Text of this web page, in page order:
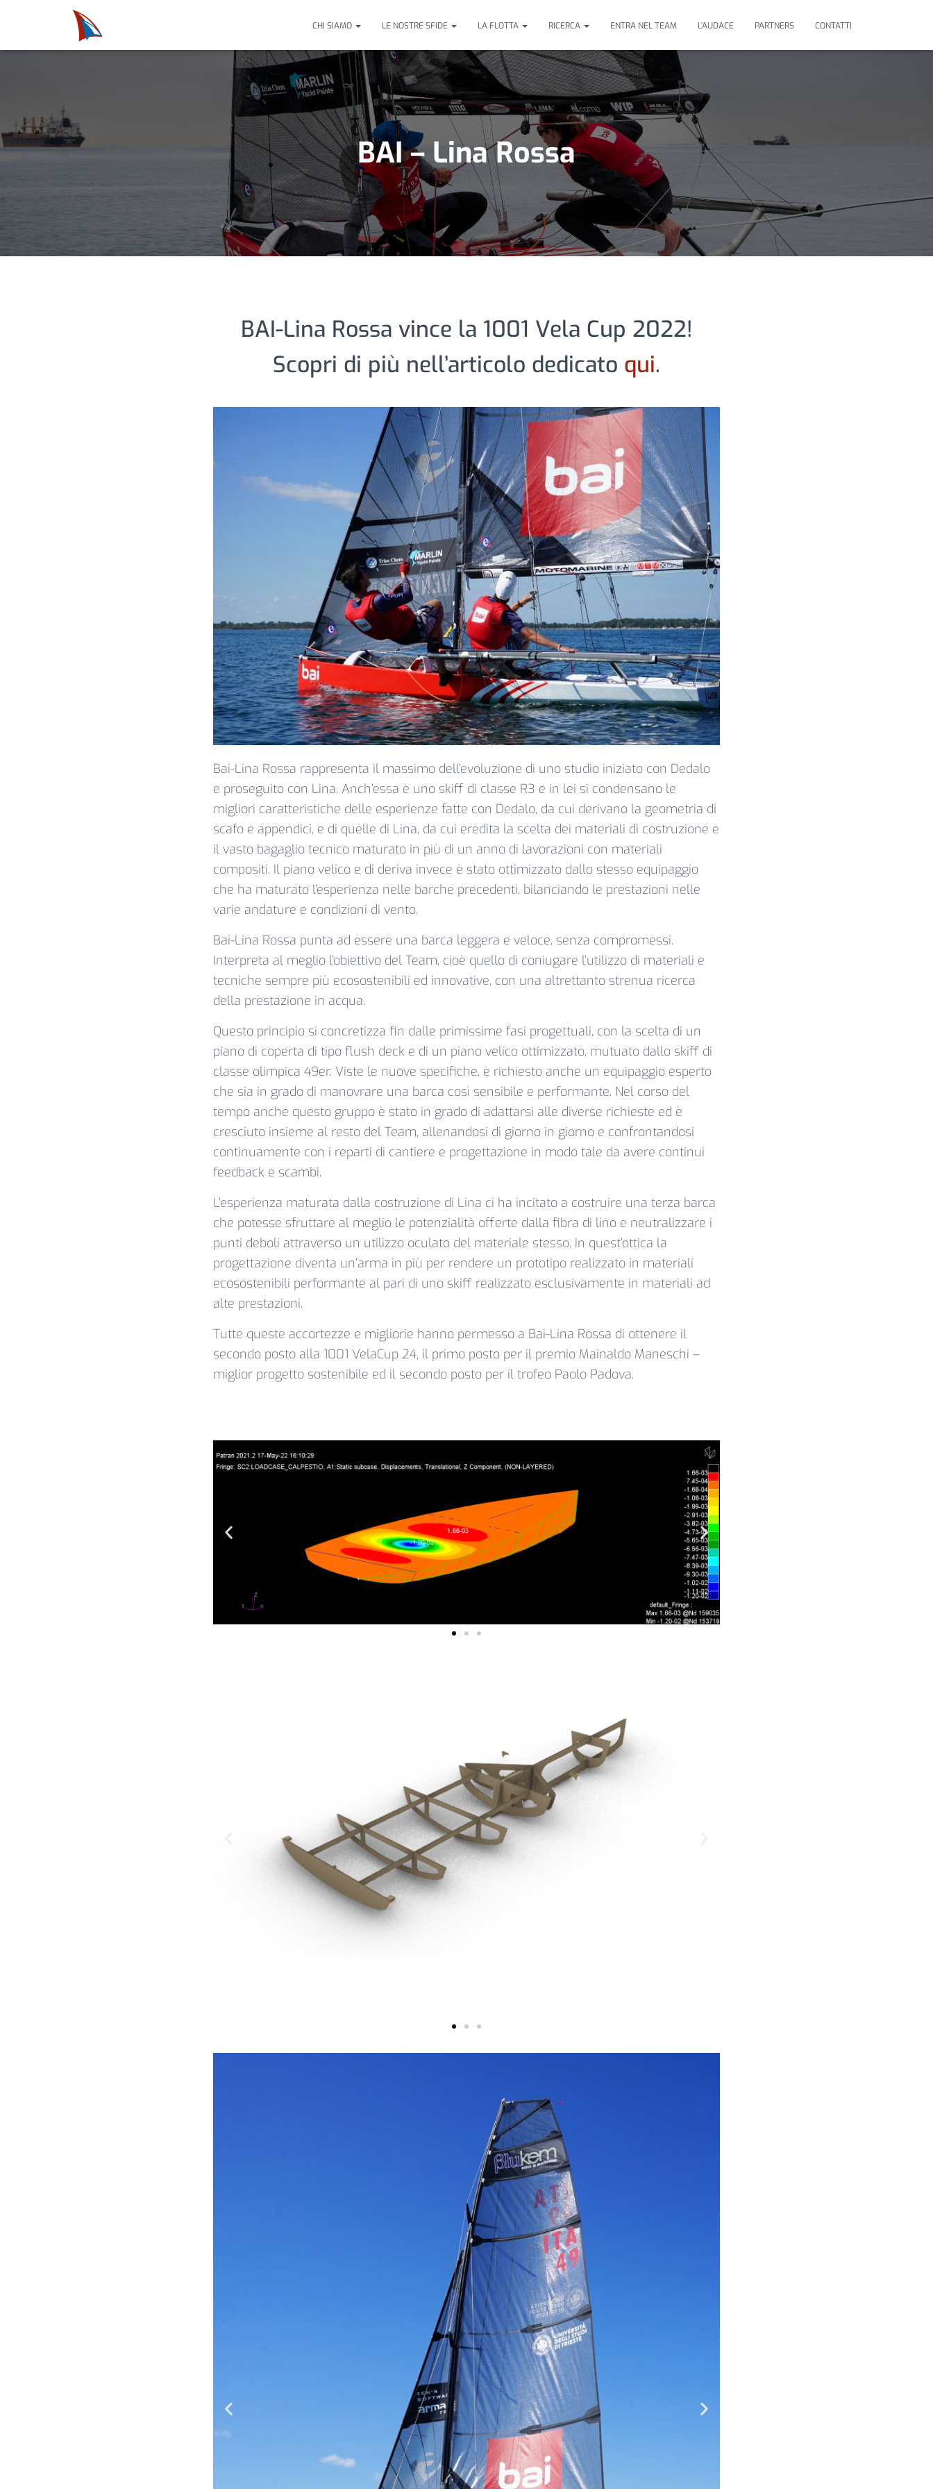
CHI SIAMO LE NOSTRE SFIDE LA FLOTTA RICERCA ENTRA NEL TEAM L’AUDACE PARTNERS CONTATTI
BAI – Lina Rossa
BAI-Lina Rossa vince la 1001 Vela Cup 2022!
Scopri di più nell’articolo dedicato qui.
Bai-Lina Rossa rappresenta il massimo dell’evoluzione di uno studio iniziato con Dedalo
e proseguito con Lina. Anch’essa è uno skiff di classe R3 e in lei si condensano le
migliori caratteristiche delle esperienze fatte con Dedalo, da cui derivano la geometria di
scafo e appendici, e di quelle di Lina, da cui eredita la scelta dei materiali di costruzione e
il vasto bagaglio tecnico maturato in più di un anno di lavorazioni con materiali
compositi. Il piano velico e di deriva invece è stato ottimizzato dallo stesso equipaggio
che ha maturato l’esperienza nelle barche precedenti, bilanciando le prestazioni nelle
varie andature e condizioni di vento.
Bai-Lina Rossa punta ad essere una barca leggera e veloce, senza compromessi.
Interpreta al meglio l’obiettivo del Team, cioè quello di coniugare l’utilizzo di materiali e
tecniche sempre più ecosostenibili ed innovative, con una altrettanto strenua ricerca
della prestazione in acqua.
Questo principio si concretizza fin dalle primissime fasi progettuali, con la scelta di un
piano di coperta di tipo flush deck e di un piano velico ottimizzato, mutuato dallo skiff di
classe olimpica 49er. Viste le nuove specifiche, è richiesto anche un equipaggio esperto
che sia in grado di manovrare una barca così sensibile e performante. Nel corso del
tempo anche questo gruppo è stato in grado di adattarsi alle diverse richieste ed è
cresciuto insieme al resto del Team, allenandosi di giorno in giorno e confrontandosi
continuamente con i reparti di cantiere e progettazione in modo tale da avere continui
feedback e scambi.
L’esperienza maturata dalla costruzione di Lina ci ha incitato a costruire una terza barca
che potesse sfruttare al meglio le potenzialità offerte dalla fibra di lino e neutralizzare i
punti deboli attraverso un utilizzo oculato del materiale stesso. In quest’ottica la
progettazione diventa un’arma in più per rendere un prototipo realizzato in materiali
ecosostenibili performante al pari di uno skiff realizzato esclusivamente in materiali ad
alte prestazioni.
Tutte queste accortezze e migliorie hanno permesso a Bai-Lina Rossa di ottenere il
secondo posto alla 1001 VelaCup 24, il primo posto per il premio Mainaldo Maneschi –
miglior progetto sostenibile ed il secondo posto per il trofeo Paolo Padova.